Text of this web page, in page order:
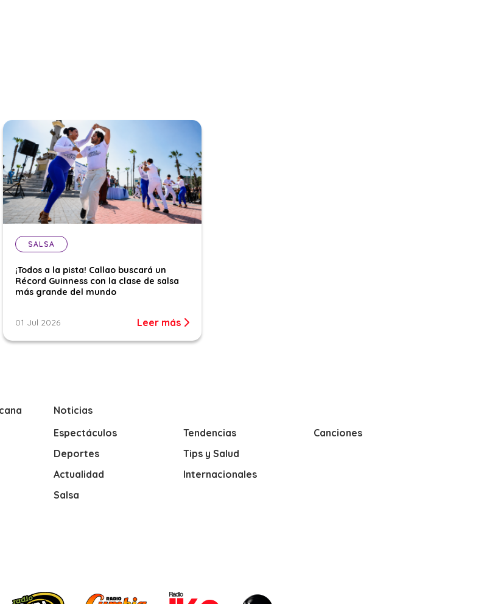
SALSA
¡Todos a la pista! Callao buscará un
Récord Guinness con la clase de salsa
más grande del mundo
01 Jul 2026 Leer más
Noticias
Espectáculos
Deportes
Actualidad
Salsa
Tendencias
Tips y Salud
Internacionales
Canciones